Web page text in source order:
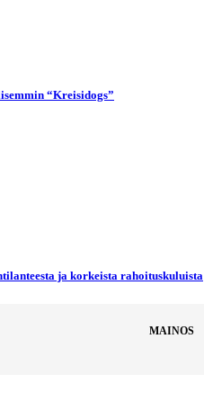
“Kreisidogs”
ja korkeista rahoituskuluista
MAINOS